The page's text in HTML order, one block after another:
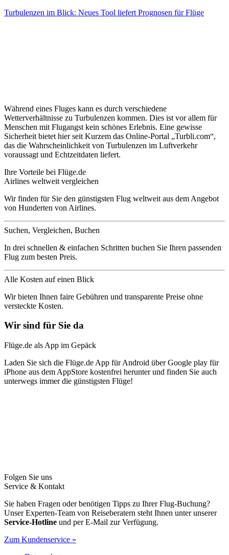
Turbulenzen im Blick: Neues Tool liefert Prognosen für Flüge
Während eines Fluges kann es durch verschiedene
Wetterverhältnisse zu Turbulenzen kommen. Dies ist vor allem für
Menschen mit Flugangst kein schönes Erlebnis. Eine gewisse
Sicherheit bietet hier seit Kurzem das Online-Portal „Turbli.com“,
das die Wahrscheinlichkeit von Turbulenzen im Luftverkehr
voraussagt und Echtzeitdaten liefert.
Ihre Vorteile bei Flüge.de
Airlines weltweit vergleichen
Wir finden für Sie den günstigsten Flug weltweit aus dem Angebot
von Hunderten von Airlines.
Suchen, Vergleichen, Buchen
In drei schnellen & einfachen Schritten buchen Sie Ihren passenden
Flug zum besten Preis.
Alle Kosten auf einen Blick
Wir bieten Ihnen faire Gebühren und transparente Preise ohne
versteckte Kosten.
Wir sind für Sie da
Flüge.de als App im Gepäck
Laden Sie sich die Flüge.de App für Android über Google play für
iPhone aus dem AppStore kostenfrei herunter und finden Sie auch
unterwegs immer die günstigsten Flüge!
Folgen Sie uns
Service & Kontakt
Sie haben Fragen oder benötigen Tipps zu Ihrer Flug-Buchung?
Unser Experten-Team von Reiseberatern steht Ihnen unter unserer
Service-Hotline und per E-Mail zur Verfügung.
Zum Kundenservice »